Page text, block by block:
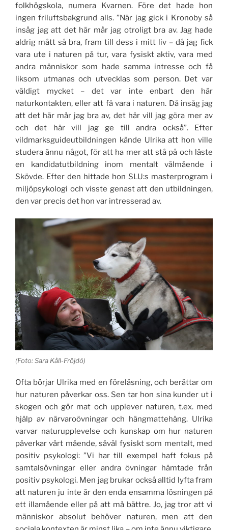
folkhögskola, numera Kvarnen. Före det hade hon
ingen friluftsbakgrund alls. ”När jag gick i Kronoby så
insåg jag att det här mår jag otroligt bra av. Jag hade
aldrig mått så bra, fram till dess i mitt liv – då jag fick
vara ute i naturen på tur, vara fysiskt aktiv, vara med
andra människor som hade samma intresse och få
liksom utmanas och utvecklas som person. Det var
väldigt mycket – det var inte enbart den här
naturkontakten, eller att få vara i naturen. Då insåg jag
att det här mår jag bra av, det här vill jag göra mer av
och det här vill jag ge till andra också”. Efter
vildmarksguideutbildningen kände Ulrika att hon ville
studera ännu något, för att ha mer att stå på och läste
en kandidatutbildning inom mentalt välmående i
Skövde. Efter den hittade hon SLU:s masterprogram i
miljöpsykologi och visste genast att den utbildningen,
den var precis det hon var intresserad av.
(Foto: Sara Kåll-Fröjdö)
Ofta börjar Ulrika med en föreläsning, och berättar om
hur naturen påverkar oss. Sen tar hon sina kunder ut i
skogen och gör mat och upplever naturen, t.ex. med
hjälp av närvaroövningar och hängmattehäng. Ulrika
varvar naturupplevelse och kunskap om hur naturen
påverkar vårt mående, såväl fysiskt som mentalt, med
positiv psykologi: ”Vi har till exempel haft fokus på
samtalsövningar eller andra övningar hämtade från
positiv psykologi. Men jag brukar också alltid lyfta fram
att naturen ju inte är den enda ensamma lösningen på
ett illamående eller på att må bättre. Jo, jag tror att vi
människor absolut behöver naturen, men att den